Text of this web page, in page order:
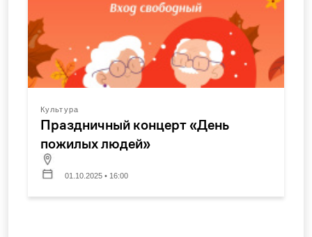
Культура
Праздничный концерт «День
пожилых людей»
01.10.2025 • 16:00